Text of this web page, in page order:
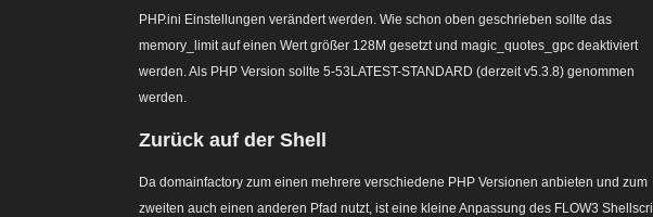
PHP.ini Einstellungen verändert werden. Wie schon oben geschrieben sollte das
memory_limit auf einen Wert größer 128M gesetzt und magic_quotes_gpc deaktiviert
werden. Als PHP Version sollte 5-53LATEST-STANDARD (derzeit v5.3.8) genommen
werden.
Zurück auf der Shell
Da domainfactory zum einen mehrere verschiedene PHP Versionen anbieten und zum
zweiten auch einen anderen Pfad nutzt, ist eine kleine Anpassung des FLOW3